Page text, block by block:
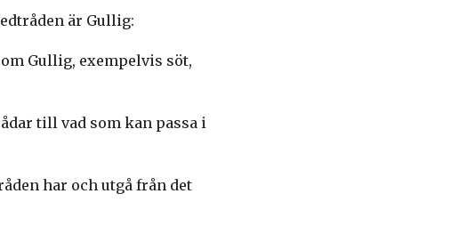
är Gullig:
Gullig, exempelvis söt,
till vad som kan passa i
har och utgå från det